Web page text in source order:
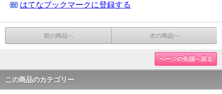
はてなブックマークに登録する
前の商品へ 次の商品へ
ページの先頭へ戻る
この商品のカテゴリー